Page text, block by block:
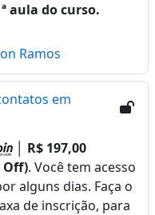
aula do curso.
Ramos
em
R$ 197,00
Off). Você tem acesso
alguns dias. Faça o
de inscrição, para